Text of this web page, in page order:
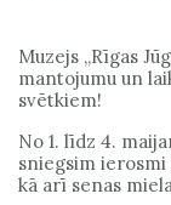
Muzejs „Rīgas
mantojumu un
svētkiem!
No 1. līdz 4.
sniegsim
kā arī senas